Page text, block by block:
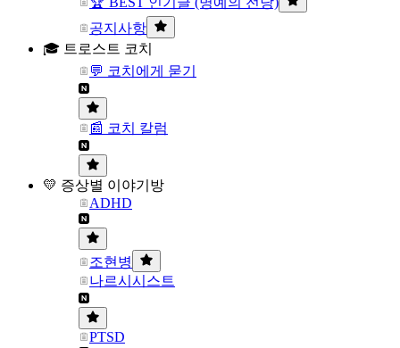
공지사항
🎓 트로스트 코치
💬 코치에게 묻기
📰 코치 칼럼
💛 증상별 이야기방
ADHD
조현병
나르시시스트
PTSD